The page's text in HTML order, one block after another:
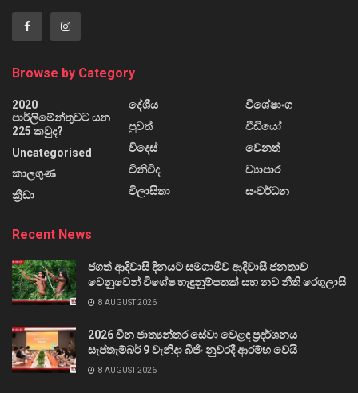
Browse by Category
2020
පාර්ලිමේන්තුවට යන
225 කවුද?
Uncategorised
කාලගුණ
ක්‍රීඩා
දේශීය
පුවත්
විදෙස්
විනිවිද
විලාසිතා
විශේෂාංග
වීඩියෝ
වෙනත්
ව්‍යාපාර
සංවර්ධන
Recent News
ජගත් ආදිවාසි දිනයට සමගාමීව ආදිවාසී ජනතාව
වෙනුවෙන් විශේෂ හැඳුනුම්පතක් සහ නව නීති රෙගුලාසි
8 AUGUST 2026
2026 චීන ජාත්‍යන්තර සේවා වෙළඳ ප්‍රදර්ශනය
සැප්තැම්බර් 9 වැනිදා බීජිං නුවරදී ආරම්භ වෙයි
8 AUGUST 2026